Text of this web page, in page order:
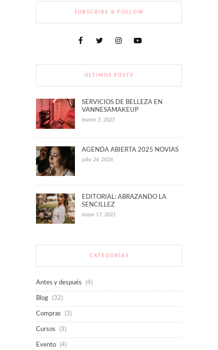
SUBSCRIBE & FOLLOW
ÚLTIMOS POSTS
SERVICIOS DE BELLEZA EN
VANNESAMAKEUP
marzo 5, 2025
AGENDA ABIERTA 2025 NOVIAS
julio 24, 2024
EDITORIAL: ABRAZANDO LA
SENCILLEZ
mayo 17, 2021
CATEGORÍAS
Antes y después (4)
Blog (32)
Compras (3)
Cursos (3)
Evento (4)